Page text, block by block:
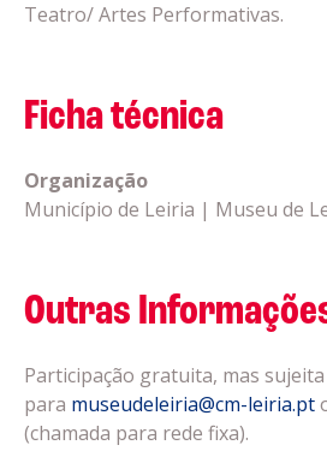
Teatro/ Artes Performativas.
Ficha técnica
Organização
Município de Leiria | Museu de
Outras
Participação gratuita, mas
para museudeleiria@cm-leiria.pt
(chamada para rede fixa).